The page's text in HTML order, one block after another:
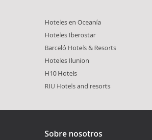
Hoteles en Oceanía
Hoteles Iberostar
Barceló Hotels & Resorts
Hoteles Ilunion
H10 Hotels
RIU Hotels and resorts
Sobre nosotros